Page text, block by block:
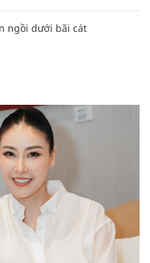
ngồi dưới bãi cát